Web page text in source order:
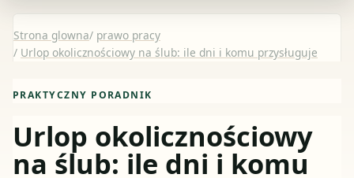
Strona glowna/ prawo pracy
/ Urlop okolicznościowy na ślub: ile dni i komu przysługuje
PRAKTYCZNY PORADNIK
Urlop okolicznościowy
na ślub: ile dni i komu